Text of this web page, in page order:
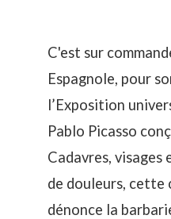
C'est sur
Espagnole, pour
l’Exposition
Pablo Picasso
Cadavres,
de douleurs,
dénonce la